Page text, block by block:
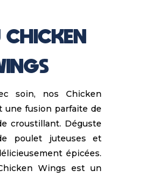
CHICKEN
soin, nos Chicken
une fusion parfaite de
croustillant. Déguste
poulet juteuses et
épicées.
Wings est un